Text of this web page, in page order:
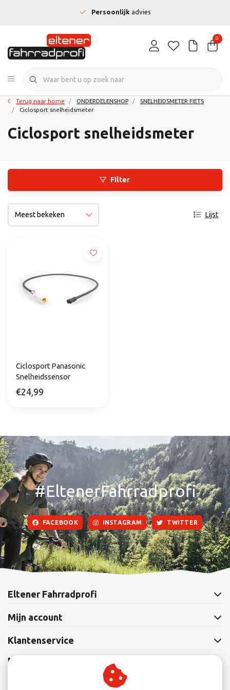
Persoonlijkadvies
0
Terug naar home ONDERDELENSHOP
SNELHEIDSMETER FIETS
Ciclosport snelheidsmeter
Ciclosport snelheidsmeter
Filter
Lijst
Ciclosport Panasonic
Snelheidssensor
€24,99
#EltenerFahrradprofi
FACEBOOK INSTAGRAM TWITTER
Eltener Fahrradprofi
Mijn account
Klantenservice
Nieuwsbrief
Abonneer je op onze nieuwsbrief om op de hoogte te blijven.